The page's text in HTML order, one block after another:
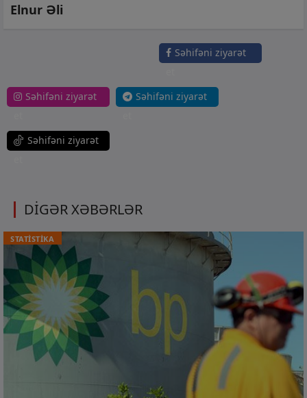
Elnur Əli
Səhifəni ziyarət
Səhifəni ziyarət
Səhifəni ziyarət
Səhifəni ziyarət
DİGƏR XƏBƏRLƏR
STATİSTİKA